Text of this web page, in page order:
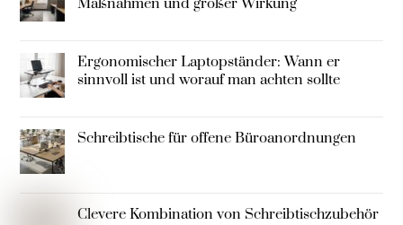
Maßnahmen und großer Wirkung
Ergonomischer Laptopständer: Wann er
sinnvoll ist und worauf man achten sollte
Schreibtische für offene Büroanordnungen
Clevere Kombination von Schreibtischzubehör